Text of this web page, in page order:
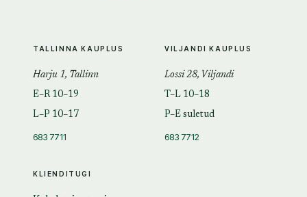
KLIENDITUGI
TALLINNA KAUPLUS
Harju 1, Tallinn
E–R 10–19
L–P 10–17
683 7711
VILJANDI KAUPLUS
Lossi 28, Viljandi
T–L 10–18
P–E suletud
683 7712